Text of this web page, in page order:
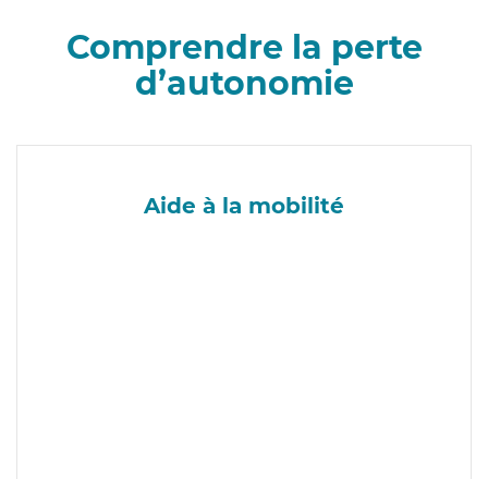
Comprendre la perte
d’autonomie
Aide à la mobilité